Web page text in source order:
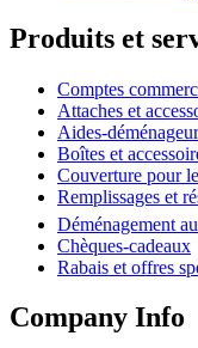
Produits et
Comptes
Attaches et
Aides-
Boîtes et
Couverture pour
Remplissages et
Déménagement
Chèques-cadeaux
Rabais et offres
Company Info